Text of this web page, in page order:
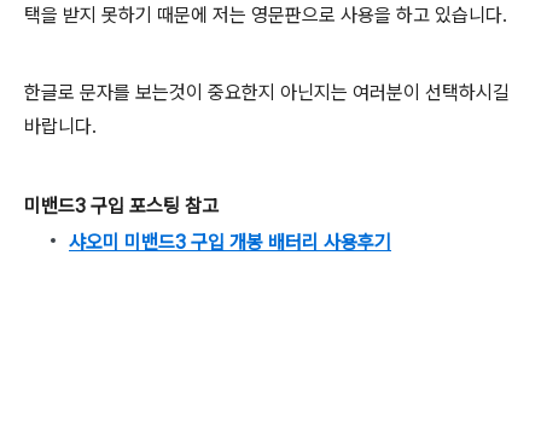
택을 받지 못하기 때문에 저는 영문판으로 사용을 하고 있습니다.
한글로 문자를 보는것이 중요한지 아닌지는 여러분이 선택하시길
바랍니다.
미밴드3 구입 포스팅 참고
샤오미 미밴드3 구입 개봉 배터리 사용후기